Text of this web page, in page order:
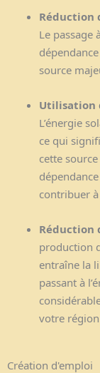
Réduction
Le passage
source
Utilisation
L’énergie
ce qui
cette
contribuer
Réduction
production
entraîne la
passant à
votre
Création d'emploi